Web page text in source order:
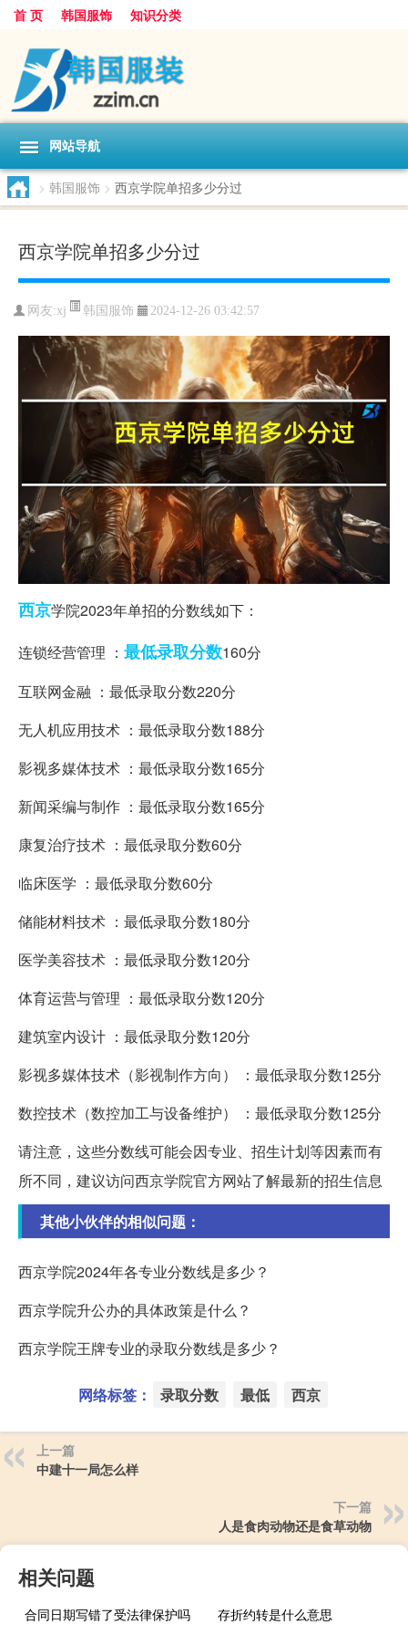
首 页 韩国服饰 知识分类
网站导航
> 韩国服饰 > 西京学院单招多少分过
西京学院单招多少分过
网友:xj 韩国服饰 2024-12-26 03:42:57
西京学院2023年单招的分数线如下：
连锁经营管理 ： 最低录取分数160分
互联网金融 ：最低录取分数220分
无人机应用技术 ：最低录取分数188分
影视多媒体技术 ：最低录取分数165分
新闻采编与制作 ：最低录取分数165分
康复治疗技术 ：最低录取分数60分
临床医学 ：最低录取分数60分
储能材料技术 ：最低录取分数180分
医学美容技术 ：最低录取分数120分
体育运营与管理 ：最低录取分数120分
建筑室内设计 ：最低录取分数120分
影视多媒体技术（影视制作方向） ：最低录取分数125分
数控技术（数控加工与设备维护） ：最低录取分数125分
请注意，这些分数线可能会因专业、招生计划等因素而有
所不同，建议访问西京学院官方网站了解最新的招生信息
其他小伙伴的相似问题：
西京学院2024年各专业分数线是多少？
西京学院升公办的具体政策是什么？
西京学院王牌专业的录取分数线是多少？
网络标签： 录取分数 最低 西京
上一篇
中建十一局怎么样
下一篇
人是食肉动物还是食草动物
相关问题
合同日期写错了受法律保护吗
存折约转是什么意思